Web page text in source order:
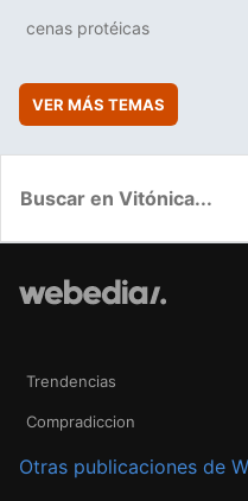
cenas protéicas
VER MÁS TEMAS
Trendencias
Compradiccion
Otras publicaciones de